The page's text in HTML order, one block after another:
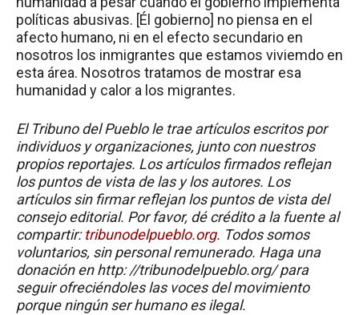
políticas abusivas. [Él gobierno] no piensa en el
afecto humano, ni en el efecto secundario en
nosotros los inmigrantes que estamos viviemdo en
esta área. Nosotros tratamos de mostrar esa
humanidad y calor a los migrantes.
El Tribuno del Pueblo le trae artículos escritos por
individuos y organizaciones, junto con nuestros
propios reportajes. Los artículos firmados reflejan
los puntos de vista de las y los autores. Los
artículos sin firmar reflejan los puntos de vista del
consejo editorial. Por favor, dé crédito a la fuente al
compartir:tribunodelpueblo.org. Todos somos
voluntarios, sin personal remunerado. Haga una
donación en http: //tribunodelpueblo.org/ para
seguir ofreciéndoles las voces del movimiento
porque ningún ser humano es ilegal.